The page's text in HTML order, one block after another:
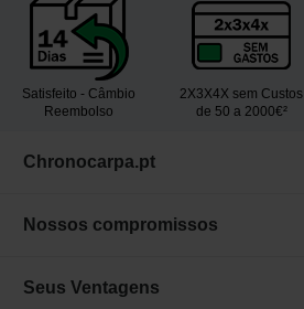
Satisfeito - Câmbio
Reembolso
2X3X4X sem Custos
de 50 a 2000€²
Chronocarpa.pt
Nossos compromissos
Seus Ventagens